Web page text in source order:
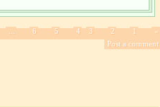
«
1
2
3
4
5
6
Post a comment